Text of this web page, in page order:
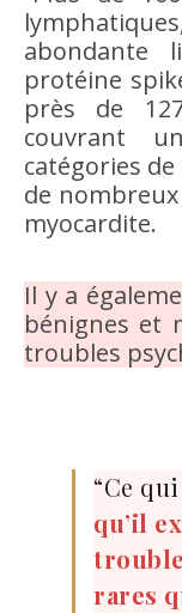
abondante
protéine
près de
couvrant
catégories
de
myocardite.
Il y a
bénignes et
troubles
“Ce
qu’il
rares